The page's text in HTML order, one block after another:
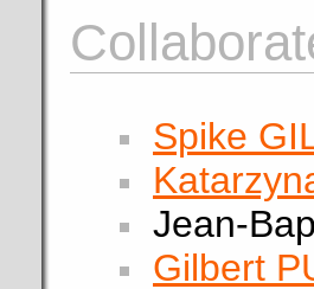
Spike
Jean-
Gilbert